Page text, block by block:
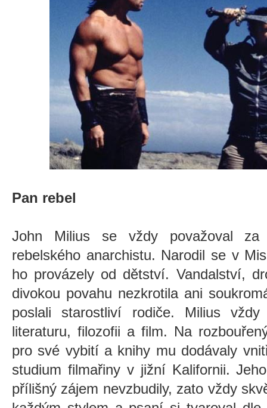
Pan rebel
John Milius se vždy považoval za
rebelského anarchistu. Narodil se v
ho provázely od dětství. Vandalství,
divokou povahu nezkrotila ani
poslali starostliví rodiče. Milius
literaturu, filozofii a film. Na
pro své vybití a knihy mu dodávaly
studium filmařiny v jižní Kalifornii.
přílišný zájem nevzbudily, zato vždy